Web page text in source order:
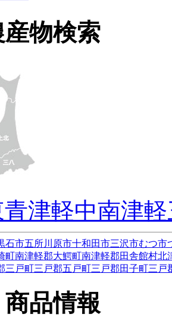
物検索
津軽中南津軽
石市五所川原市十和田市三沢市むつ市
町南津軽郡大鰐町南津軽郡田舎館村北
三戸町三戸郡五戸町三戸郡田子町三戸
品情報